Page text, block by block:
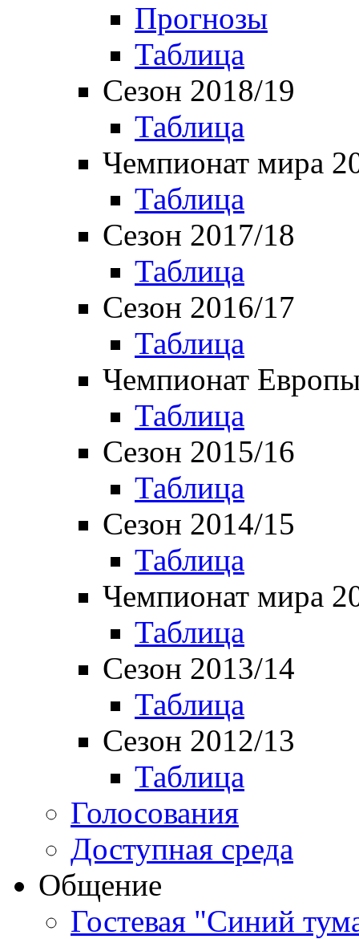
Прогнозы
Таблица
Сезон 2018/19
Таблица
Чемпионат мира
Таблица
Сезон 2017/18
Таблица
Сезон 2016/17
Таблица
Чемпионат
Таблица
Сезон 2015/16
Таблица
Сезон 2014/15
Таблица
Чемпионат мира
Таблица
Сезон 2013/14
Таблица
Сезон 2012/13
Таблица
Голосования
Доступная среда
Общение
Гостевая "Синий